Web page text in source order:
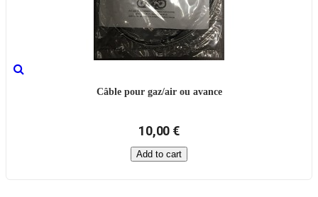
Câble pour gaz/air ou avance
10,00 €
Add to cart